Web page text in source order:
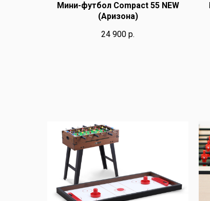
Мини-футбол Compact 55 NEW
(Аризона)
24 900 р.